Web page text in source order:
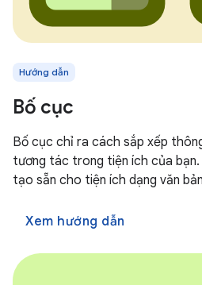
Hướng dẫn
Bố cục
Bố cục chỉ ra cách sắp xếp
tương tác trong tiện ích của
tạo sẵn cho tiện ích dạng văn
Xem hướng dẫn